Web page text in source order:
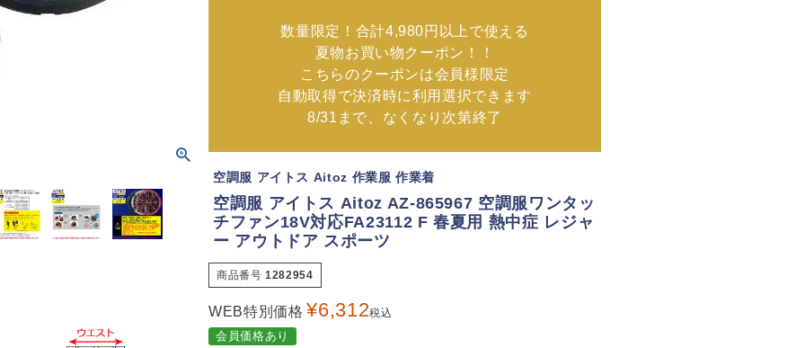
数量限定！合計4,980円以上で使える
夏物お買い物クーポン！！
こちらのクーポンは会員様限定
自動取得で決済時に利用選択できます
8/31まで、なくなり次第終了
空調服 アイトス Aitoz 作業服 作業着
空調服 アイトス Aitoz AZ-865967 空調服ワンタッ
チファン18V対応FA23112 F 春夏用 熱中症 レジャ
ー アウトドア スポーツ
商品番号 1282954
WEB特別価格 ¥6,312税込
会員価格あり